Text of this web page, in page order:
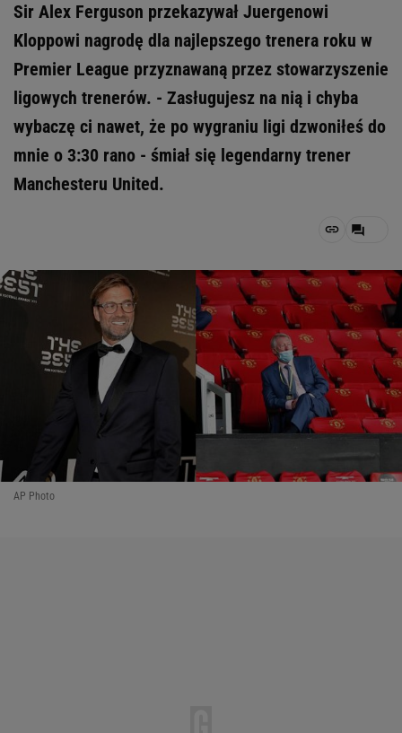
Sir Alex Ferguson przekazywał Juergenowi
Kloppowi nagrodę dla najlepszego trenera roku w
Premier League przyznawaną przez stowarzyszenie
ligowych trenerów. - Zasługujesz na nią i chyba
wybaczę ci nawet, że po wygraniu ligi dzwoniłeś do
mnie o 3:30 rano - śmiał się legendarny trener
Manchesteru United.
AP Photo